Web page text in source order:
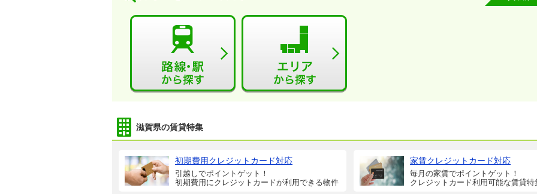
滋賀県の賃貸特集
初期費用クレジットカード対応
引越しでポイントゲット！
初期費用にクレジットカードが利用できる物件
家賃クレジットカード対応
毎月の家賃でポイントゲット！
クレジットカード利用可能な賃貸特